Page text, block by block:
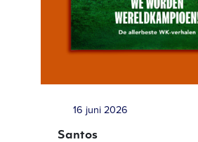
16 juni 2026
Santos